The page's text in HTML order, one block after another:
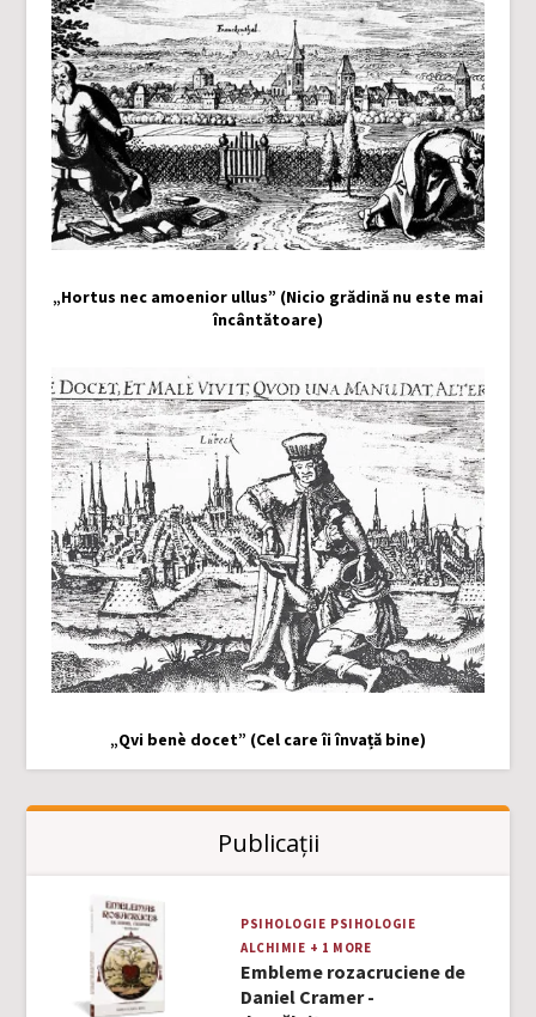
„Hortus nec amoenior ullus” (Nicio grădină nu este mai
încântătoare)
„Qvi benè docet” (Cel care îi învață bine)
Publicații
PSIHOLOGIE PSIHOLOGIE
ALCHIMIE + 1 MORE
Embleme rozacruciene de
Daniel Cramer -